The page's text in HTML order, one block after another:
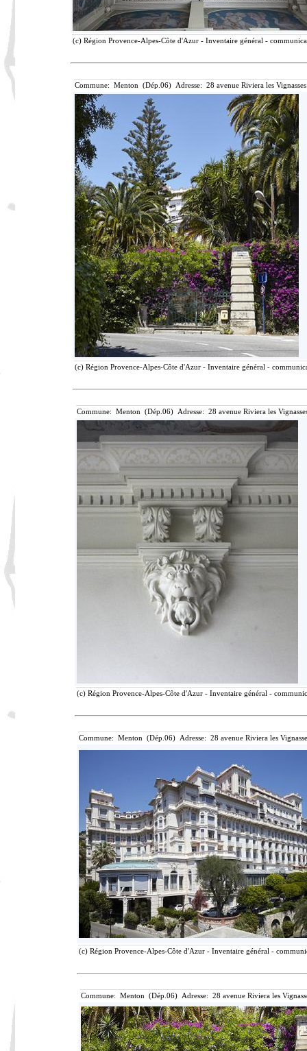
(c) Région Provence-Alpes-Côte d'Azur - Inventaire général -
Commune: Menton (Dép.06) Adresse: 28 avenue Riviera les
(c) Région Provence-Alpes-Côte d'Azur - Inventaire général -
Commune: Menton (Dép.06) Adresse: 28 avenue Riviera les
(c) Région Provence-Alpes-Côte d'Azur - Inventaire général -
Commune: Menton (Dép.06) Adresse: 28 avenue Riviera les
(c) Région Provence-Alpes-Côte d'Azur - Inventaire général -
Commune: Menton (Dép.06) Adresse: 28 avenue Riviera les